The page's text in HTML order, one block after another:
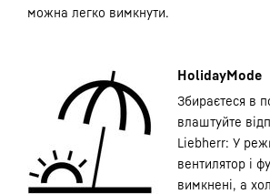
можна легко вимкнути.
HolidayMode
Збираєтеся в
влаштуйте
Liebherr: У
вентилятор і
вимкнені, а